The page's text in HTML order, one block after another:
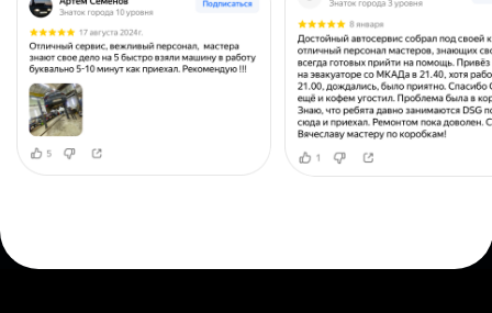
ИНН 500307867140
Индивидуальный предприниматель
© 2025. Все права защищены
Согласие на обработку персональных данных